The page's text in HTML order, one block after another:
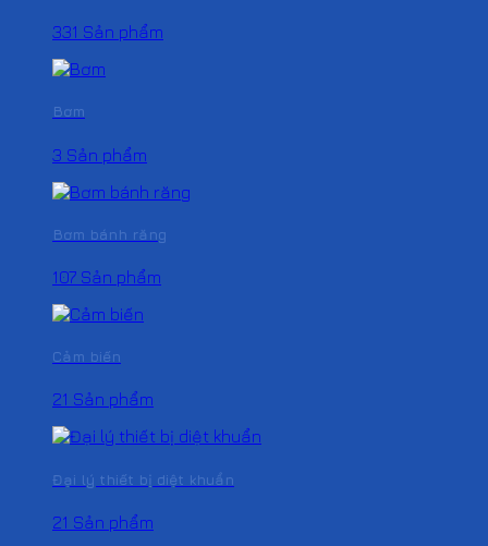
331 Sản phẩm
Bơm
3 Sản phẩm
Bơm bánh răng
107 Sản phẩm
Cảm biến
21 Sản phẩm
Đại lý thiết bị diệt khuẩn
21 Sản phẩm